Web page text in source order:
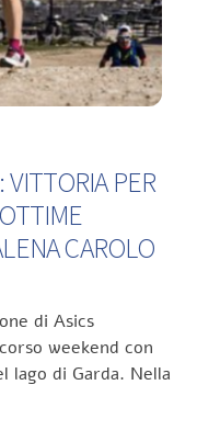
PER
CAROLO
di Asics
weekend con
lago di Garda. Nella